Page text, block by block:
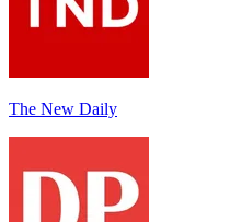
The New Daily